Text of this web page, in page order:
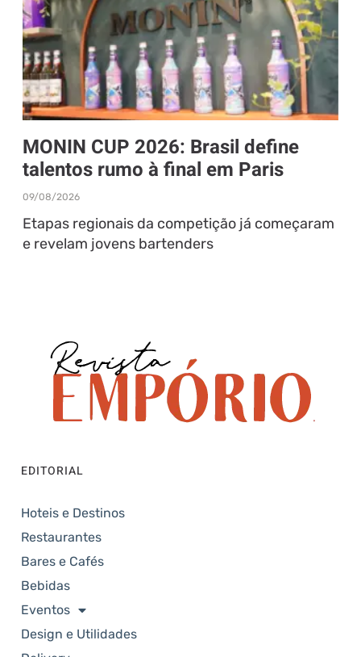
MONIN CUP 2026: Brasil define
talentos rumo à final em Paris
09/08/2026
Etapas regionais da competição já começaram
e revelam jovens bartenders
EDITORIAL
Hoteis e Destinos
Restaurantes
Bares e Cafés
Bebidas
Eventos
Design e Utilidades